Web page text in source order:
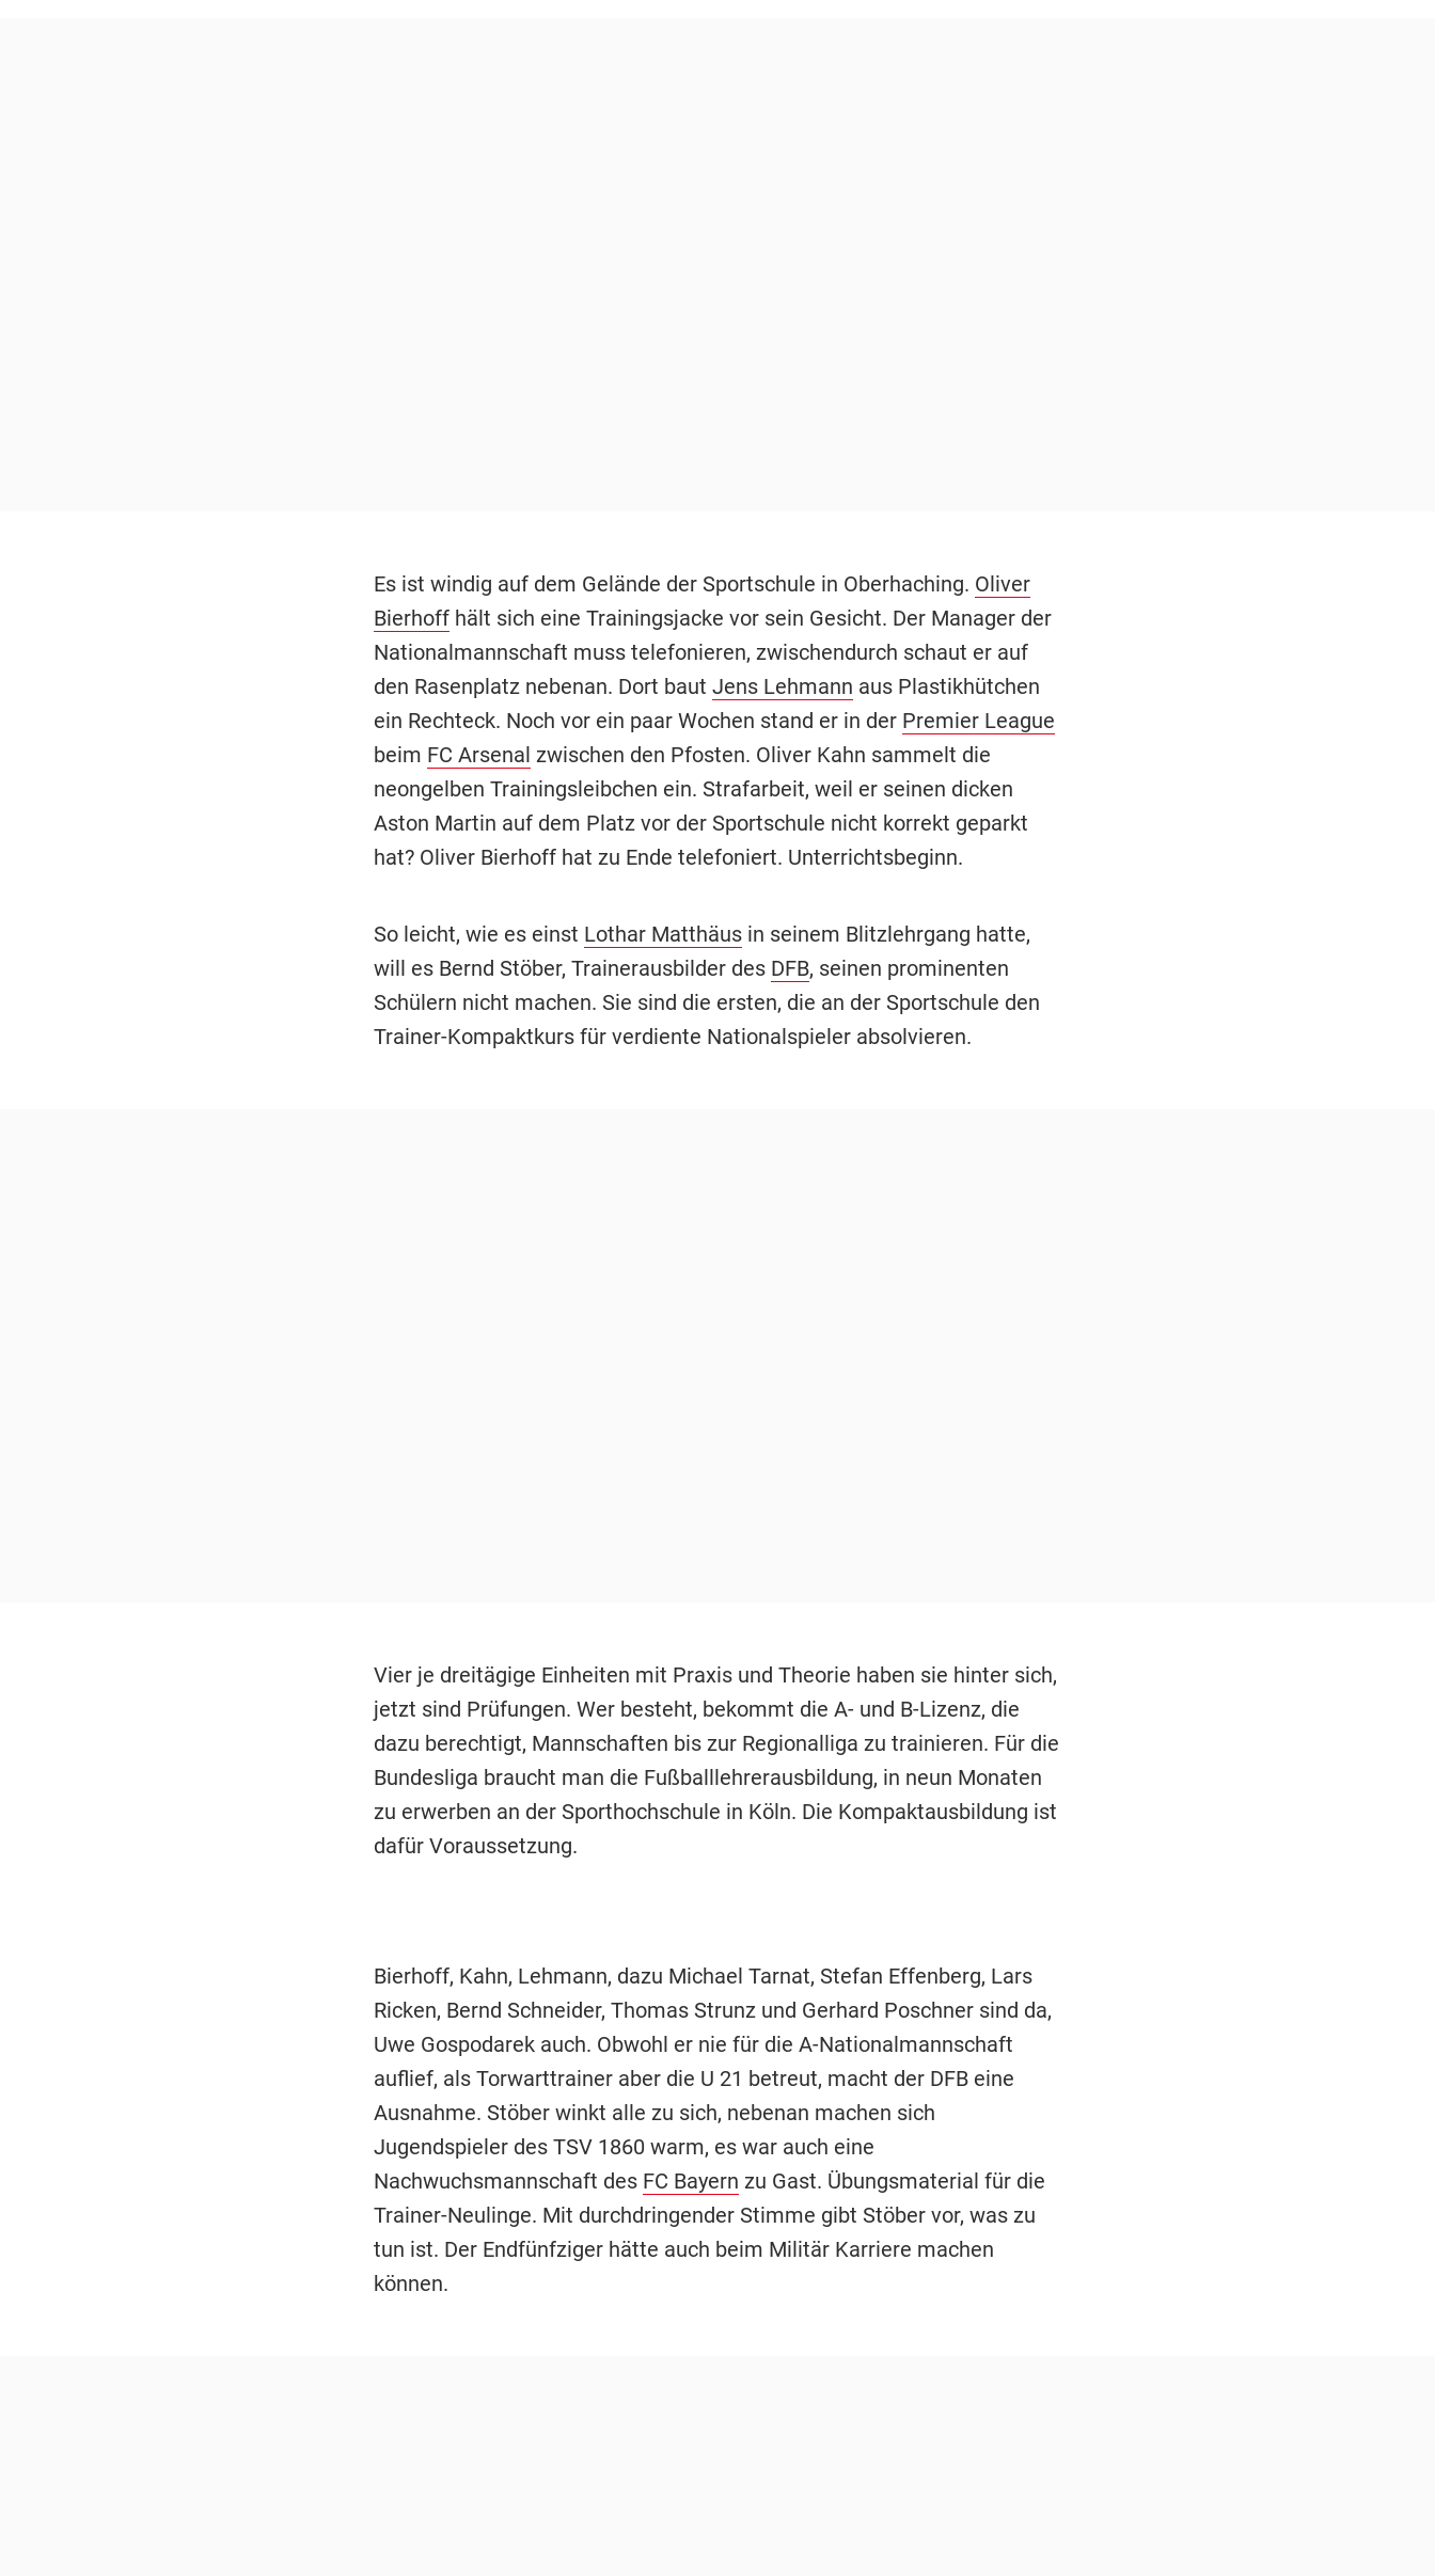
Es ist windig auf dem Gelände der Sportschule in Oberhaching. Oliver
Bierhoffhält sich eine Trainingsjacke vor sein Gesicht. Der Manager der
Nationalmannschaft muss telefonieren, zwischendurch schaut er auf
den Rasenplatz nebenan. Dort baut Jens Lehmann aus Plastikhütchen
ein Rechteck. Noch vor ein paar Wochen stand er in der Premier League
beim FC Arsenal zwischen den Pfosten. Oliver Kahn sammelt die
neongelben Trainingsleibchen ein. Strafarbeit, weil er seinen dicken
Aston Martin auf dem Platz vor der Sportschule nicht korrekt geparkt
hat? Oliver Bierhoff hat zu Ende telefoniert. Unterrichtsbeginn.
So leicht, wie es einst Lothar Matthäusin seinem Blitzlehrgang hatte,
will es Bernd Stöber, Trainerausbilder des DFB, seinen prominenten
Schülern nicht machen. Sie sind die ersten, die an der Sportschule den
Trainer-Kompaktkurs für verdiente Nationalspieler absolvieren.
Vier je dreitägige Einheiten mit Praxis und Theorie haben sie hinter sich,
jetzt sind Prüfungen. Wer besteht, bekommt die A- und B-Lizenz, die
dazu berechtigt, Mannschaften bis zur Regionalliga zu trainieren. Für die
Bundesliga braucht man die Fußballlehrerausbildung, in neun Monaten
zu erwerben an der Sporthochschule in Köln. Die Kompaktausbildung ist
dafür Voraussetzung.
Bierhoff, Kahn, Lehmann, dazu Michael Tarnat, Stefan Effenberg, Lars
Ricken, Bernd Schneider, Thomas Strunz und Gerhard Poschner sind da,
Uwe Gospodarek auch. Obwohl er nie für die A-Nationalmannschaft
auflief, als Torwarttrainer aber die U 21 betreut, macht der DFB eine
Ausnahme. Stöber winkt alle zu sich, nebenan machen sich
Jugendspieler des TSV 1860 warm, es war auch eine
Nachwuchsmannschaft des FC Bayern zu Gast. Übungsmaterial für die
Trainer-Neulinge. Mit durchdringender Stimme gibt Stöber vor, was zu
tun ist. Der Endfünfziger hätte auch beim Militär Karriere machen
können.